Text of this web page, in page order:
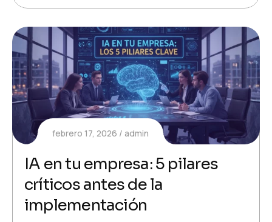
febrero 17, 2026 admin
IA en tu empresa: 5 pilares
críticos antes de la
implementación